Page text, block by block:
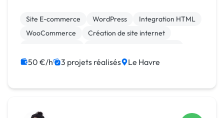
Multilangues, Responsive ...) • Créateur de sites
Internet (Woocommerce, Re...
Site E-commerce WordPress
Integration HTML
WooCommerce
Création de site internet
Site clé en main
50 €/h 3 projets réalisés Le Havre